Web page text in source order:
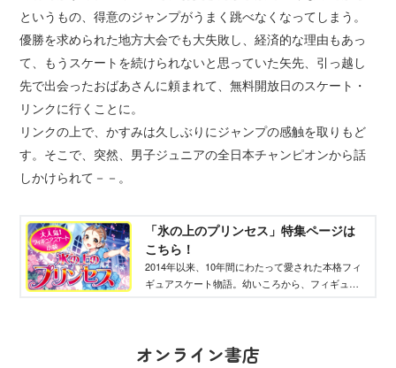
というもの、得意のジャンプがうまく跳べなくなってしまう。
優勝を求められた地方大会でも大失敗し、経済的な理由もあっ
て、もうスケートを続けられないと思っていた矢先、引っ越し
先で出会ったおばあさんに頼まれて、無料開放日のスケート・
リンクに行くことに。
リンクの上で、かすみは久しぶりにジャンプの感触を取りもど
す。そこで、突然、男子ジュニアの全日本チャンピオンから話
しかけられて－－。
「氷の上のプリンセス」特集ページは
こちら！
2014年以来、10年間にわたって愛された本格フィ
ギュアスケート物語。幼いころから、フィギュア
オンライン書店